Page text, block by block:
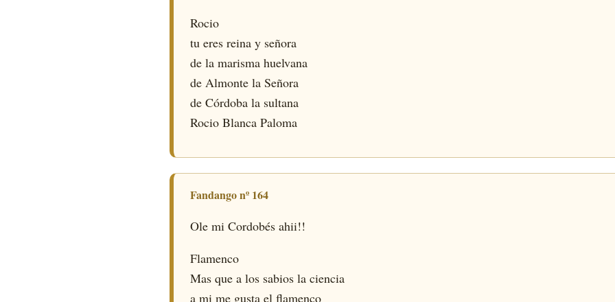
Rocio
tu eres reina y señora
de la marisma huelvana
de Almonte la Señora
de Córdoba la sultana
Rocio Blanca Paloma
Fandango nº 164
Ole mi Cordobés ahii!!
Flamenco
Mas que a los sabios la ciencia
a mi me gusta el flamenco